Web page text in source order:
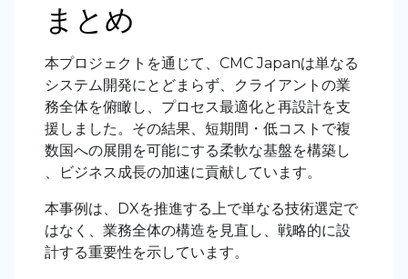
まとめ
本プロジェクトを通じて、 CMC Japanは単なる
システム開発にとどまらず、クライアントの業
務全体を俯瞰し、プロセス最適化と再設計を支
援しました。その結果、短期間・低コストで複
数国への展開を可能にする柔軟な基盤を構築し
、ビジネス成長の加速に貢献しています。
本事例は、 DXを推進する上で単なる技術選定で
はなく、業務全体の構造を見直し、戦略的に設
計する重要性を示しています。